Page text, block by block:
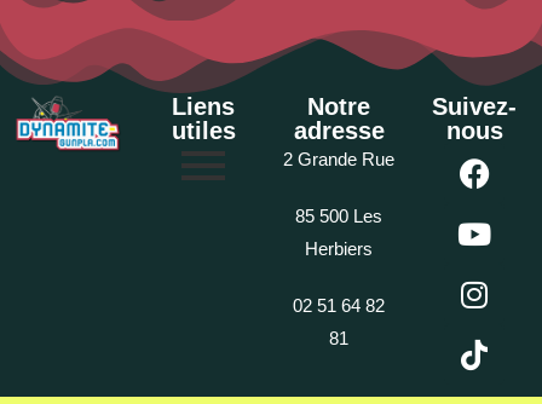
Liens
utiles
Notre
adresse
2 Grande Rue
85 500 Les
Herbiers
02 51 64 82
81
Suivez-
nous